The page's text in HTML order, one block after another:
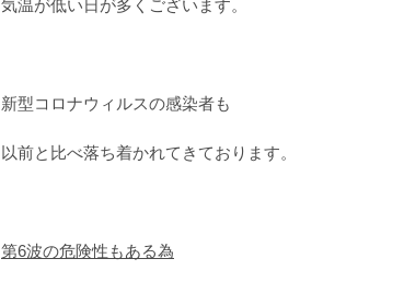
気温が低い日が多くございます。
新型コロナウィルスの感染者も
以前と比べ落ち着かれてきております。
第6波の危険性もある為